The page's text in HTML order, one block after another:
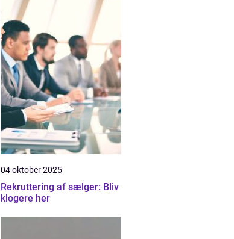
04 oktober 2025
Rekruttering af sælger: Bliv
klogere her